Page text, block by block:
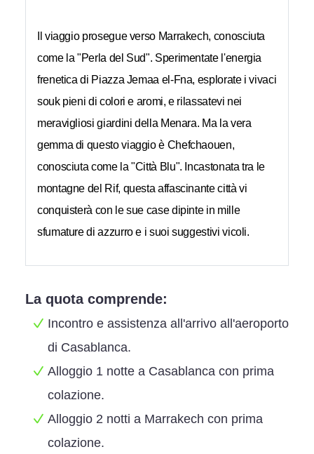
Il viaggio prosegue verso Marrakech, conosciuta
come la "Perla del Sud". Sperimentate l'energia
frenetica di Piazza Jemaa el-Fna, esplorate i vivaci
souk pieni di colori e aromi, e rilassatevi nei
meravigliosi giardini della Menara. Ma la vera
gemma di questo viaggio è Chefchaouen,
conosciuta come la "Città Blu". Incastonata tra le
montagne del Rif, questa affascinante città vi
conquisterà con le sue case dipinte in mille
sfumature di azzurro e i suoi suggestivi vicoli.
La quota comprende:
Incontro e assistenza all'arrivo all'aeroporto
di Casablanca.
Alloggio 1 notte a Casablanca con prima
colazione.
Alloggio 2 notti a Marrakech con prima
colazione.